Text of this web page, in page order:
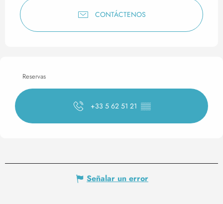
CONTÁCTENOS
Reservas
+33 5 62 51 21 ▒▒
Señalar un error